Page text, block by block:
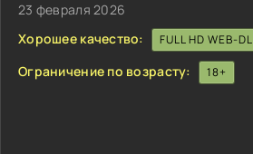
23 февраля 2026
Хорошее качество:
FULL HD WEB-DL
Ограничение по возрасту: 18+